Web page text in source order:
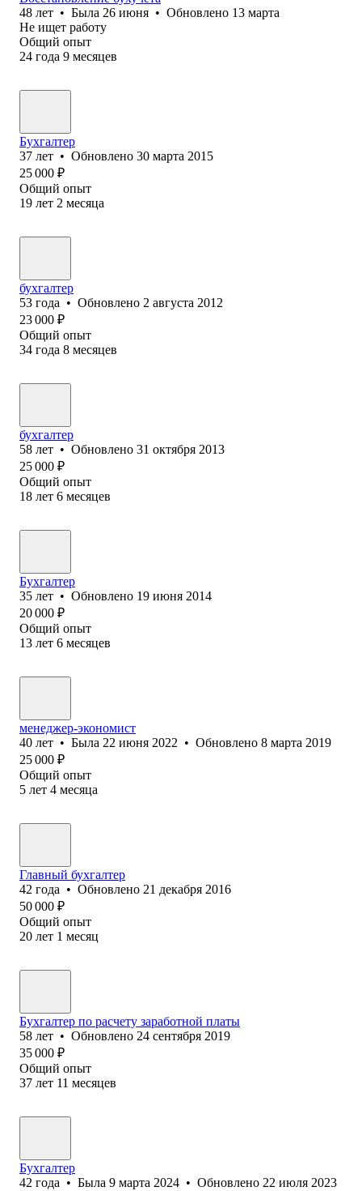
48 лет • Была 26 июня • Обновлено 13 марта
Не ищет работу
Общий опыт
24 года 9 месяцев
Бухгалтер
37 лет • Обновлено 30 марта 2015
25 000 ₽
Общий опыт
19 лет 2 месяца
бухгалтер
53 года • Обновлено 2 августа 2012
23 000 ₽
Общий опыт
34 года 8 месяцев
бухгалтер
58 лет • Обновлено 31 октября 2013
25 000 ₽
Общий опыт
18 лет 6 месяцев
Бухгалтер
35 лет • Обновлено 19 июня 2014
20 000 ₽
Общий опыт
13 лет 6 месяцев
менеджер-экономист
40 лет • Была 22 июня 2022 • Обновлено 8 марта 2019
25 000 ₽
Общий опыт
5 лет 4 месяца
Главный бухгалтер
42 года • Обновлено 21 декабря 2016
50 000 ₽
Общий опыт
20 лет 1 месяц
Бухгалтер по расчету заработной платы
58 лет • Обновлено 24 сентября 2019
35 000 ₽
Общий опыт
37 лет 11 месяцев
Бухгалтер
42 года • Была 9 марта 2024 • Обновлено 22 июля 2023